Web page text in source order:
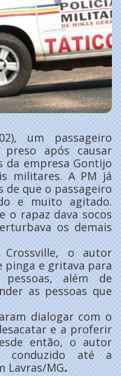
um passageiro
após causar
da empresa Gontijo
militares. A PM já
de que o passageiro
e muito agitado.
o rapaz dava socos
os demais
o autor
pinga e gritava para
além de
as pessoas que
dialogar com o
e a proferir
então, o autor
conduzido até a
Lavras/MG.